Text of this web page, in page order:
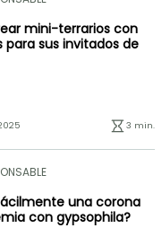
mini-terrarios con
para sus invitados de
3 min.
una corona
con gypsophila?